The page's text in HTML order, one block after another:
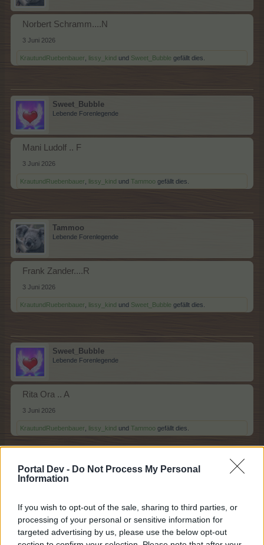
Portal Dev - Do Not Process My Personal
Information
If you wish to opt-out of the sale, sharing to third parties, or
processing of your personal or sensitive information for
targeted advertising by us, please use the below opt-out
Norbert Schramm....N
3 Juni 2026
KrautundRuebenbauer lissy_kind und Sweet_Bubble gefällt dies.
Sweet_Bubble
Lebende Forenlegende
Mani Ludolf .. F
3 Juni 2026
KrautundRuebenbauer lissy_kind und Tammoo gefällt dies.
Tammoo
Lebende Forenlegende
Frank Zander....R
3 Juni 2026
KrautundRuebenbauer lissy_kind und Sweet_Bubble gefällt dies.
Sweet_Bubble
Lebende Forenlegende
Rita Ora .. A
3 Juni 2026
KrautundRuebenbauer lissy_kind und Tammoo gefällt dies.
Tammoo
Lebende Forenlegende
Arnold Schwarzenegger....R
3 Juni 2026